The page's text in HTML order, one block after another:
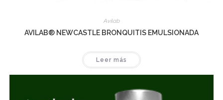
Avilab
AVILAB® NEWCASTLE BRONQUITIS EMULSIONADA
Leer más